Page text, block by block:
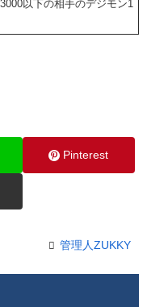
以下の相手のデジモン1
Pinterest
管理人ZUKKY